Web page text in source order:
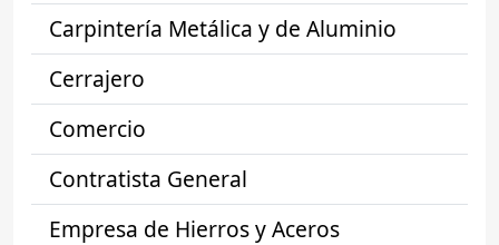
Carpintería Metálica y de Aluminio
Cerrajero
Comercio
Contratista General
Empresa de Hierros y Aceros